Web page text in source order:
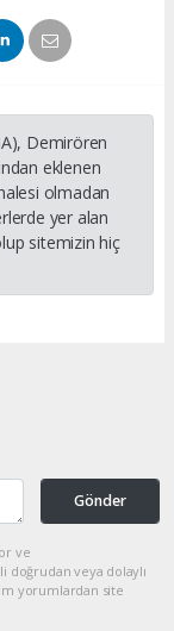
Demirören
eklenen
olmadan
yer alan
sitemizin hiç
Gönder
ve
doğrudan veya dolaylı
yorumlardan site